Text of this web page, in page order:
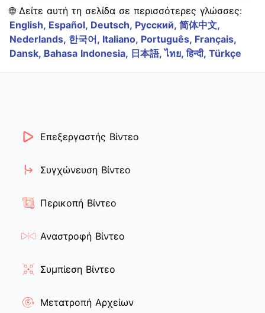
🌐 Δείτε αυτή τη σελίδα σε περισσότερες γλώσσες:
English, Español, Deutsch, Русский, 简体中文,
Nederlands, 한국어, Italiano, Português, Français,
Dansk, Bahasa Indonesia, 日本語,ไทย,हिन्दी, Türkçe
Επεξεργαστής Βίντεο
Συγχώνευση Βίντεο
Περικοπή Βίντεο
Αναστροφή Βίντεο
Συμπίεση Βίντεο
Μετατροπή Αρχείων